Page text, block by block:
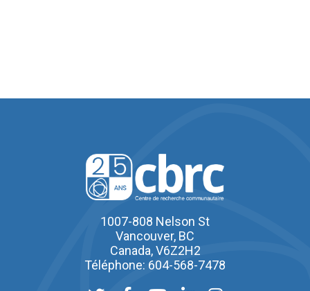
1007-808 Nelson St
Vancouver, BC
Canada, V6Z2H2
Téléphone: 604-568-7478